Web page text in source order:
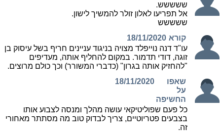
ששששש.
אל תפריעו לאלון זולר להמשיך לישון.
ששששש
קורא 18/11/2020
עו"ד דנה נוייפלד מצויה בניגוד עניינים חריף בשל עיסוק בן
זוגה, דודי תדמור. במקום להחליף אותה, מעדיפים
"להחזיק אותה בגרון" (כדברי המשורר) וכך כולם מרוצים.
שאפו
על
החשיפה
18/11/2020
כל פעם שפוליטיקאי עושה מהלך ומנסה לצבוע אותו
בצבעים פטריוטיים, צריך לבדוק טוב מה מסתתר מאחורי
זה.